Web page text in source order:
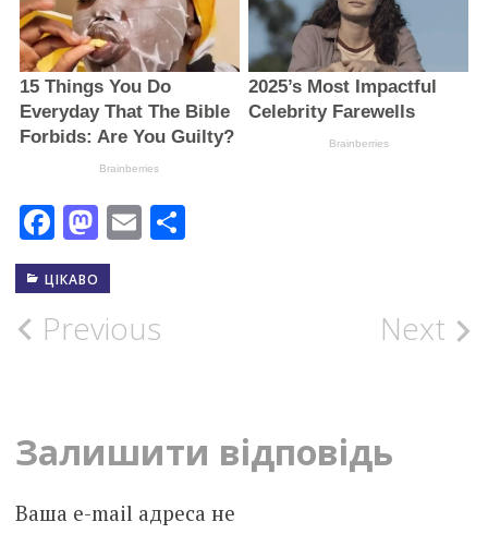
Facebook
Mastodon
EmailПоділитися
ЦІКАВО
Post
Previous Next
Залишити відповідь
Ваша e-mail адреса не